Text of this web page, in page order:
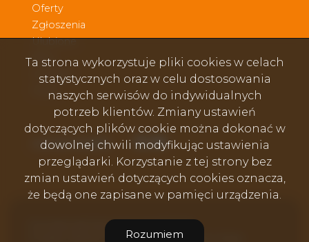
Oferty
Zgłoszenia
Ulubione
Blog
Kontakt
Rodo
social media Facebook
Facebook
Facebook
Dworakowski Nieruchomości © 2026
Program dla biur nieruchomości Galactica Virgo
Ta strona wykorzystuje pliki cookies w celach
statystycznych oraz w celu dostosowania
naszych serwisów do indywidualnych
potrzeb klientów. Zmiany ustawień
dotyczących plików cookie można dokonać w
dowolnej chwili modyfikując ustawienia
przeglądarki. Korzystanie z tej strony bez
zmian ustawień dotyczących cookies oznacza,
że będą one zapisane w pamięci urządzenia.
Rozumiem